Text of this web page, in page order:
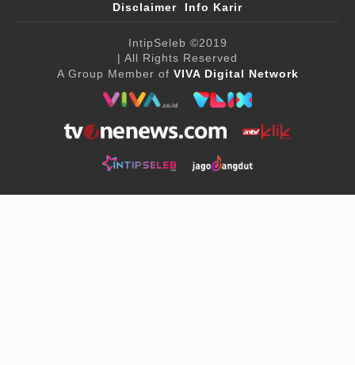
Disclaimer
Info Karir
IntipSeleb ©2019
| All Rights Reserved
A Group Member of VIVA Digital Network